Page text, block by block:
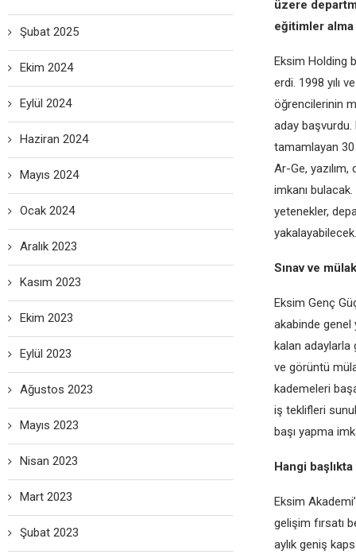
üzere
eğitimler alma
Eksim Holding
erdi. 1998 yılı
öğrencilerinin
aday
tamamlayan 30
Ar-Ge,
imkanı
yetenekler,
yakalayabilecek.
Sınav ve
Eksim Genç
akabinde genel
kalan adaylarla
ve görüntü
kademeleri
iş teklifleri
başı yapma
Hangi
Eksim
gelişim fırsatı
aylık geniş
Şubat 2025
Ekim 2024
Eylül 2024
Haziran 2024
Mayıs 2024
Ocak 2024
Aralık 2023
Kasım 2023
Ekim 2023
Eylül 2023
Ağustos 2023
Mayıs 2023
Nisan 2023
Mart 2023
Şubat 2023